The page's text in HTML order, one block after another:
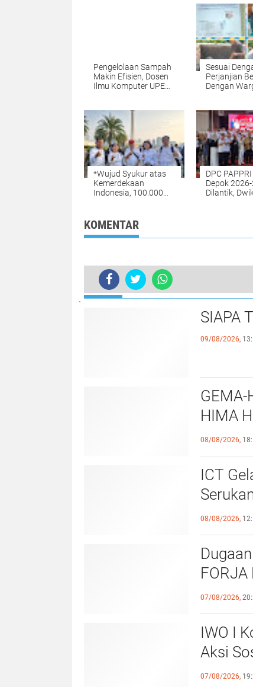
Pengelolaan Sampah
Makin Efisien, Dosen
Ilmu Komputer UPER
Sesuai
Perjanjian
Dengan
Kobak
Air
*Wujud Syukur atas
Kemerdekaan
Indonesia, 100.000
di Monas. Sabtu 1
Aug 2026*_
DPC
Depok
Dilantik,
KOMENTAR
Dukung Ketahanan Pangan,
TERKINI
SIAPA
09/08/2026,
GEMA-
HIMA
08/08/2026,
ICT
Belum
08/08/2026,
07/08/2026,
IWO I
Aksi
untuk
07/08/2026,